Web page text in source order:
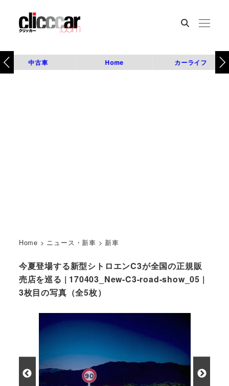
中古車 Home カーライフ
Home > ニュース・新車 > 新車
今夏登場する新型シトロエンC3が全国の正規販
売店を巡る | 170403_New-C3-road-show_05 |
3枚目の写真（全5枚）